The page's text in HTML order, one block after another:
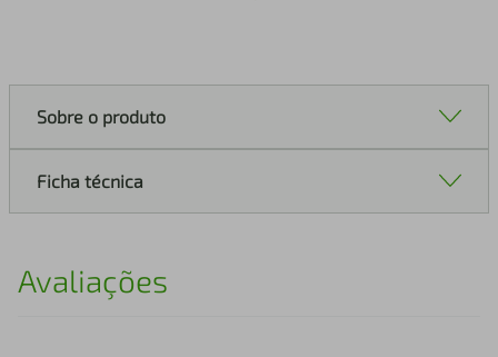
Sobre o produto
Ficha técnica
Avaliações